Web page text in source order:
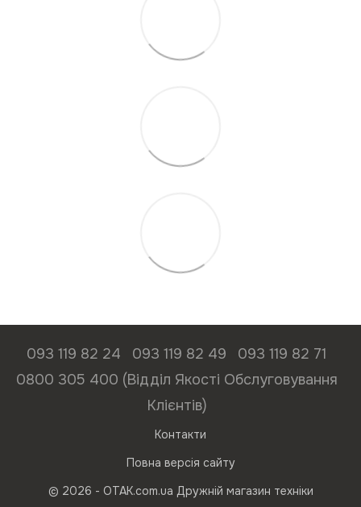
093 119 82 24 093 119 82 49
093 119 82 71
0800 305 400 (Відділ Якості Обслуговування
Клієнтів)
Контакти
Повна версія сайту
© 2026 - ОТАК.com.ua Дружній магазин техніки